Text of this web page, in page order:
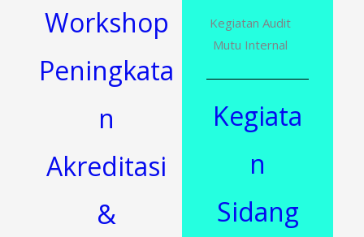
Workshop
Peningkata
n
Akreditasi
&
Kegiatan Audit
Mutu Internal
Kegiata
n
Sidang